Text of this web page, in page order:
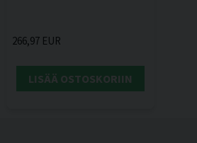
266,97 EUR
LISÄÄ OSTOSKORIIN